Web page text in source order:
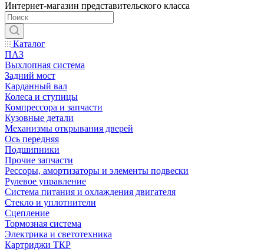
Интернет-магазин представительского класса
Каталог
ПАЗ
Выхлопная система
Задний мост
Карданный вал
Колеса и ступицы
Компрессора и запчасти
Кузовные детали
Механизмы открывания дверей
Ось передняя
Подшипники
Прочие запчасти
Рессоры, амортизаторы и элементы подвески
Рулевое управление
Система питания и охлаждения двигателя
Стекло и уплотнители
Сцепление
Тормозная система
Электрика и светотехника
Картриджи ТКР